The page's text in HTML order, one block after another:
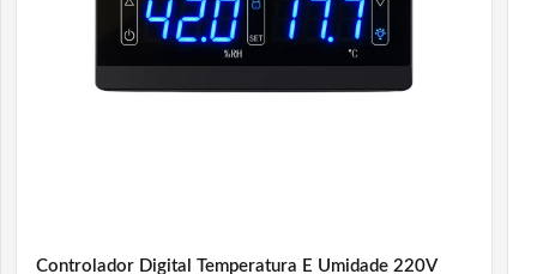
Controlador Digital Temperatura E Umidade 220V